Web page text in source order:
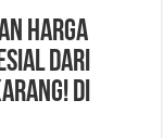
Harga
dari
di